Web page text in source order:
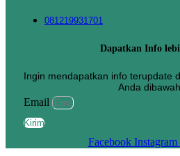
081219931701
Dapatkan Info
Ingin mendapatkan info terupdate
Anda
Email
Kirim
Facebook Instagram